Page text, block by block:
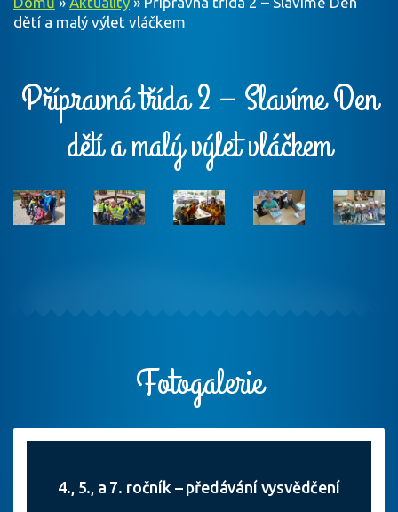
dětí a malý výlet vláčkem
Přípravná třída 2 – Slavíme Den
dětí a malý výlet vláčkem
Fotogalerie
4., 5., a 7. ročník – předávání vysvědčení